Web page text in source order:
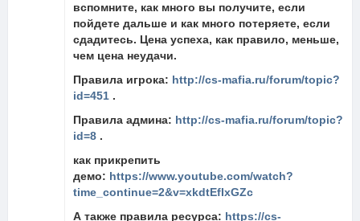
вспомните, как много вы получите, если
пойдете дальше и как много потеряете, если
сдадитесь. Цена успеха, как правило, меньше,
чем цена неудачи.
Правила игрока: http://cs-mafia.ru/forum/topic?
id=451 .
Правила админа: http://cs-mafia.ru/forum/topic?
id=8 .
как прикрепить
демо: https://www.youtube.com/watch?
time_continue=2&v=xkdtEfIxGZc
А также правила ресурса: https://cs-